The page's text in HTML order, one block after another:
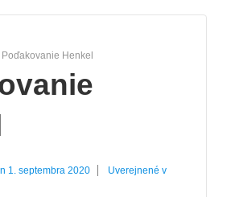
Poďakovanie Henkel
1. septembra 2020
Uverejnené v